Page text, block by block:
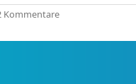
Kommentare